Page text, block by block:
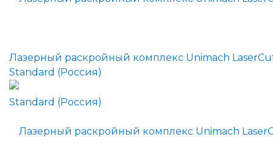
Лазерный раскройный комплекс Unimach
Standard (Россия)